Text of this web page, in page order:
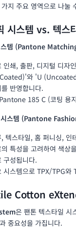
지 주요 영역으로 나눌
시스템 vs. 텍스
스템 (Pantone
인쇄, 출판, 디지털 디자
와 'U
반영합니다.
185 C (코팅 용
시스템 (Pantone
텍스타일, 홈 퍼니싱, 인
특성을 고려하여 색상
구성됩니다.
시스템으로 TPX/TPG와
Cotton
은 팬톤 텍스타일 시
중요성을 가집니다.